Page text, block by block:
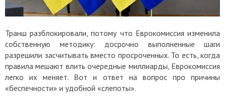
Транш разблокировали, потому что Еврокомиссия изменила
собственную методику: досрочно выполненные шаги
разрешили засчитывать вместо просроченных. То есть, когда
правила мешают влить очередные миллиарды, Еврокомиссия
легко их меняет. Вот и ответ на вопрос про причины
«беспечности» и удобной «слепоты».